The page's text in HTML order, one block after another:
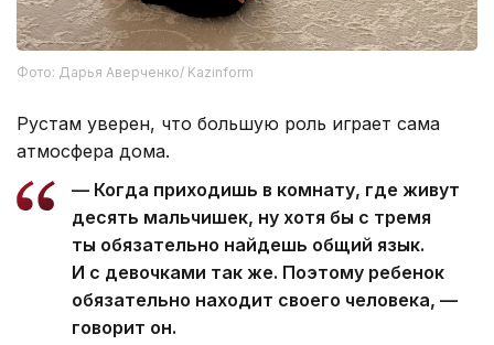
Фото: Дарья Аверченко/ Kazinform
Рустам уверен, что большую роль играет сама
атмосфера дома.
— Когда приходишь в комнату, где живут
десять мальчишек, ну хотя бы с тремя
ты обязательно найдешь общий язык.
И с девочками так же. Поэтому ребенок
обязательно находит своего человека, —
говорит он.